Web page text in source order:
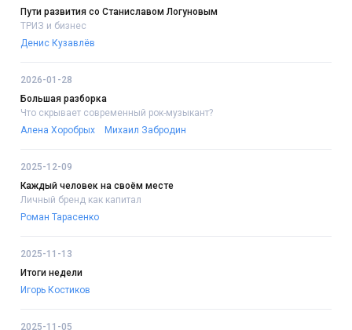
Пути развития со Станиславом Логуновым
ТРИЗ и бизнес
Денис Кузавлёв
2026-01-28
Большая разборка
Что скрывает современный рок-музыкант?
Алена Хоробрых
Михаил Забродин
2025-12-09
Каждый человек на своём месте
Личный бренд как капитал
Роман Тарасенко
2025-11-13
Итоги недели
Игорь Костиков
2025-11-05